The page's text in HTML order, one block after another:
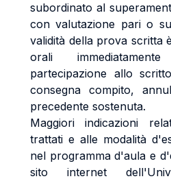
subordinato al
con valutazione pari o
validità della prova scritta
orali
partecipazione allo
consegna compito,
precedente sostenuta.
Maggiori indicazioni
trattati e alle modalità
nel programma d'aula e
sito internet